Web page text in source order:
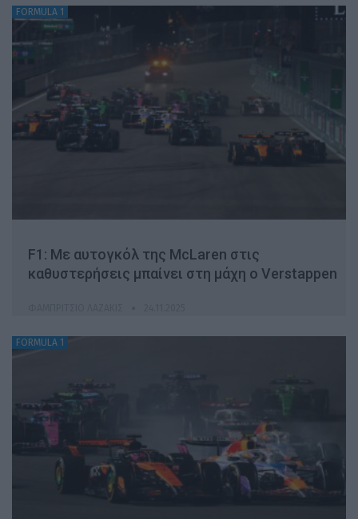
FORMULA 1
F1: Με αυτογκόλ της McLaren στις
καθυστερήσεις μπαίνει στη μάχη ο Verstappen
FORMULA 1